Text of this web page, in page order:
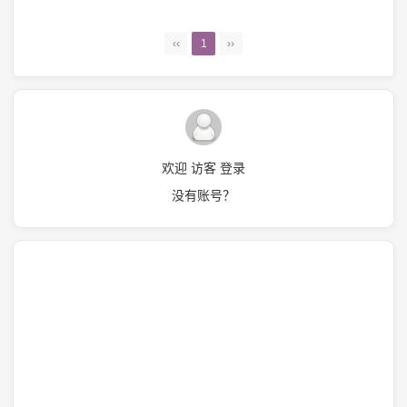
‹‹ 1 ››
欢迎 访客 登录
没有账号？